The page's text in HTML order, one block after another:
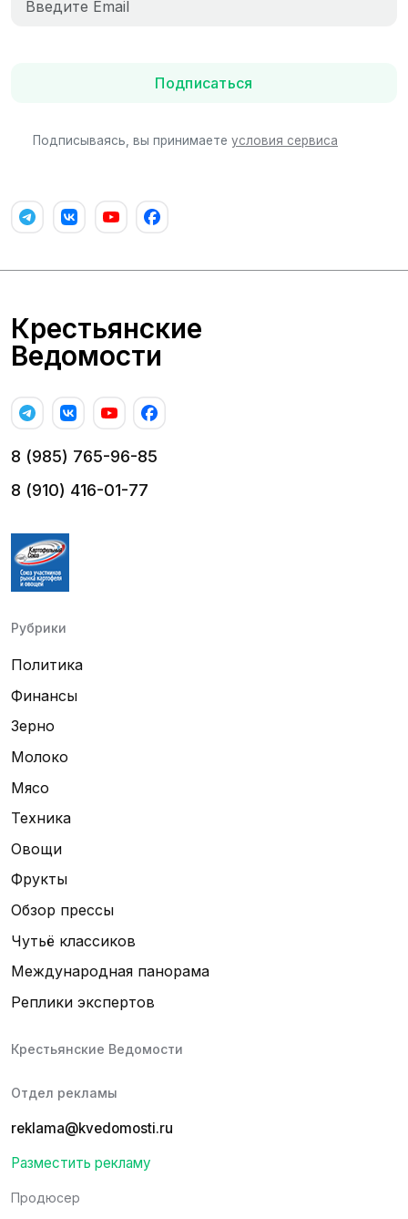
Подписаться
Подписываясь, вы принимаете условия сервиса
Крестьянские
Ведомости
8 (985) 765-96-85
8 (910) 416-01-77
Рубрики
Политика
Финансы
Зерно
Молоко
Мясо
Техника
Овощи
Фрукты
Обзор прессы
Чутьё классиков
Международная панорама
Реплики экспертов
Крестьянские Ведомости
Отдел рекламы
reklama@kvedomosti.ru
Разместить рекламу
Продюсер